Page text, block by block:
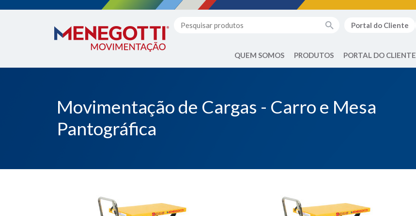
Portal do Cliente
QUEM SOMOS PRODUTOS PORTAL DO CLIENTE
Movimentação de Cargas - Carro e Mesa
Pantográfica